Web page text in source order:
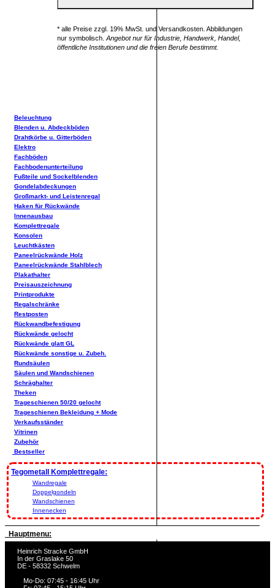
* alle Preise zzgl. 19% MwSt. und Versandkosten. Abbildungen
nur symbolisch. Angebot nur für Industrie, Handwerk, Handel,
öffentliche Institutionen und die freien Berufe bestimmt.
Beleuchtung
Blenden u. Abdeckböden
Drahtkörbe u. Gitterböden
Elektro
Fachböden
Fachbodenunterteilung
Fußteile und Sockelblenden
Gondelabdeckungen
Großmarkt- und Leistenregal
Haken für Rückwände
Innenausbau
Komplettregale
Konsolen
Leuchtkästen
Paneelrückwände Holz
Paneelrückwände Stahlblech
Plakathalter
Preisauszeichnung
Printprodukte
Regalschränke
Restposten
Rückwandbefestigung
Rückwände gelocht
Rückwände glatt GL
Rückwände sonstige u. Zubeh.
Rundsäulen
Säulen und Wandschienen
Schräghalter
Theken
Trageschienen 50/20 gelocht
Trageschienen Bekleidung + Mode
Verkaufsständer
Vitrinen
Zubehör
Bestseller
Tegometall Komplettregale:
Wandregale
Doppelgondeln
Wandschienen
Innenecken
Hauptmenu:
Heinrich Stracke GmbH
In der Graslake 50
DE - 58332 Schwelm
Mo-Do: 07:45 - 16:45 Uhr